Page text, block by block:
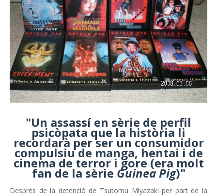
"Un assassí en sèrie de perfil
psicòpata que la història li
recordarà per ser un consumidor
compulsiu de manga, hentai i de
cinema de terror i gore (era molt
fan de la sèrieGuinea Pig)"
Després de la detenció de Tsutomu Miyazaki per part de la